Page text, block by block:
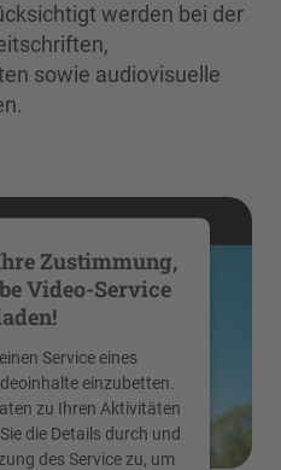
werden bei der
sowie audiovisuelle
Zustimmung,
Video-Service
Service eines
einzubetten.
zu Ihren Aktivitäten
die Details durch und
des Service zu, um